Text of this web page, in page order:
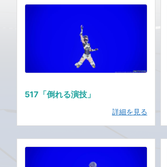
517「倒れる演技」
詳細を見る